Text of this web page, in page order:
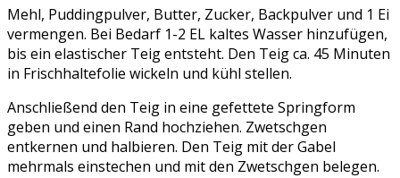
Mehl, Puddingpulver, Butter, Zucker, Backpulver und 1 Ei
vermengen. Bei Bedarf 1-2 EL kaltes Wasser hinzufügen,
bis ein elastischer Teig entsteht. Den Teig ca. 45 Minuten
in Frischhaltefolie wickeln und kühl stellen.
Anschließend den Teig in eine gefettete Springform
geben und einen Rand hochziehen. Zwetschgen
entkernen und halbieren. Den Teig mit der Gabel
mehrmals einstechen und mit den Zwetschgen belegen.